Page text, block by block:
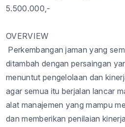
5.500.000,-
OVERVIEW
Perkembangan jaman yang
ditambah dengan persaingan
menuntut pengelolaan dan
agar semua itu berjalan lancar
alat manajemen yang mampu
dan memberikan penilaian